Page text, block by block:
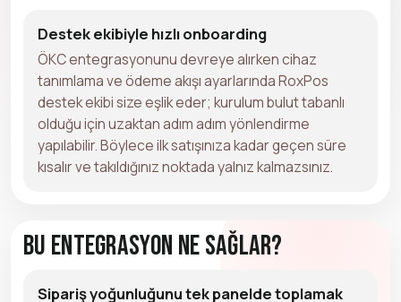
Destek ekibiyle hızlı onboarding
ÖKC entegrasyonunu devreye alırken cihaz
tanımlama ve ödeme akışı ayarlarında RoxPos
destek ekibi size eşlik eder; kurulum bulut tabanlı
olduğu için uzaktan adım adım yönlendirme
yapılabilir. Böylece ilk satışınıza kadar geçen süre
kısalır ve takıldığınız noktada yalnız kalmazsınız.
Bu Entegrasyon Ne Sağlar?
Sipariş yoğunluğunu tek panelde toplamak